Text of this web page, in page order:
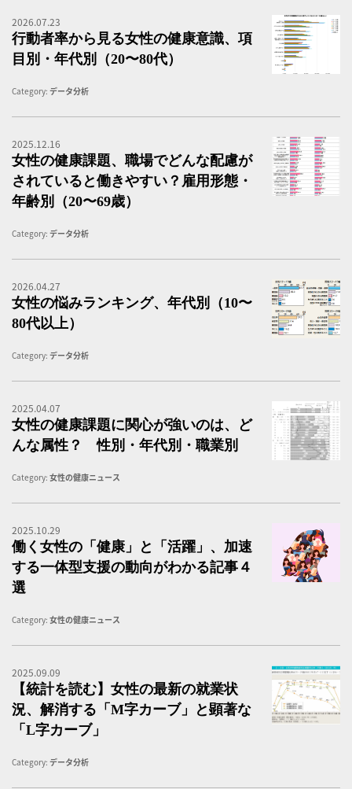
2026.07.23
行動者率から見る女性の健康意識、項
目別・年代別（20〜80代）
Category: データ分析
2025.12.16
女性の健康課題、職場でどんな配慮が
されていると働きやすい？雇用形態・
年齢別（20〜69歳）
Category: データ分析
2026.04.27
女性の悩みランキング、年代別（10〜
80代以上）
Category: データ分析
2025.04.07
女性の健康課題に関心が強いのは、ど
んな属性？ 性別・年代別・職業別
Category: 女性の健康ニュース
2025.10.29
働く女性の「健康」と「活躍」、加速
する一体型支援の動向がわかる記事４
選
Category: 女性の健康ニュース
2025.09.09
【統計を読む】女性の最新の就業状
況、解消する「M字カーブ」と顕著な
「L字カーブ」
Category: データ分析